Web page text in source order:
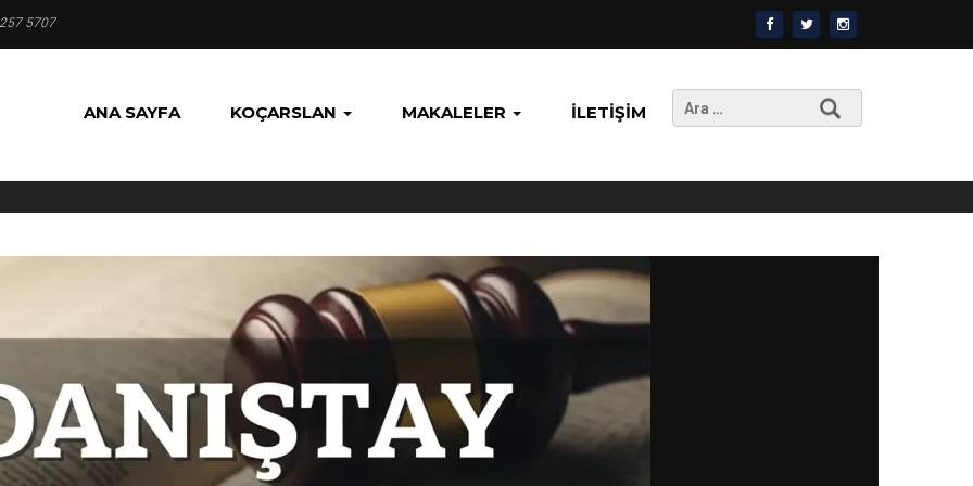
5707
ANA SAYFA KOÇARSLAN MAKALELER İLETIŞIM
Arama: